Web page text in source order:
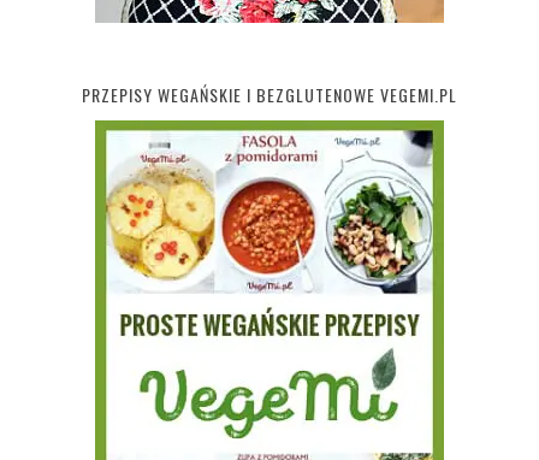
PRZEPISY WEGAŃSKIE I BEZGLUTENOWE VEGEMI.PL